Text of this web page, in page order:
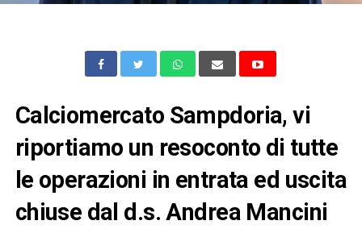
Calciomercato Sampdoria, vi
riportiamo un resoconto di tutte
le operazioni in entrata ed uscita
chiuse dal d.s. Andrea Mancini